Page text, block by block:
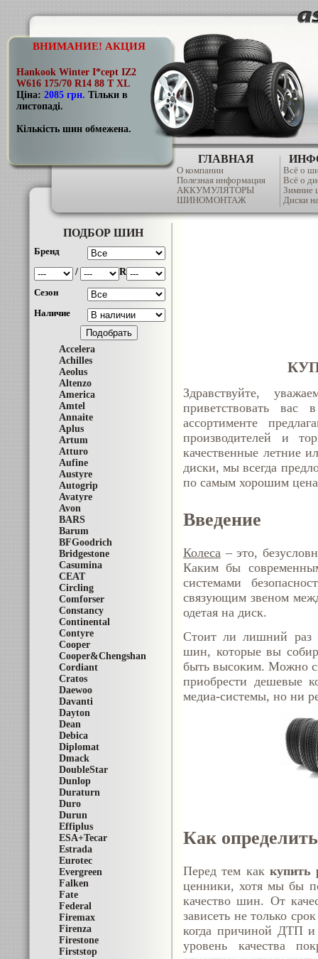
ВНИМАНИЕ! АКЦИЯ
Hankook Winter I*cept IZ2
W616 175/70 R14 88 T XL
Ціна: 2085 грн. Тільки в
листопаді.
Кількість шин обмежена.
ГЛАВНАЯ
О компании
Полезная информация
АККУМУЛЯТОРЫ
ШИНОМОНТАЖ
Всё о
Всё о
Зимние
Диски
ПОДБОР ШИН
Бренд
/
R
Сезон
Наличие
Accelera
Achilles
Aeolus
Altenzo
America
Amtel
Annaite
Aplus
Artum
Atturo
Aufine
Austyre
Autogrip
Avatyre
Avon
BARS
Barum
BFGoodrich
Bridgestone
Casumina
CEAT
Circling
Comforser
Constancy
Continental
Contyre
Cooper
Cooper&Chengshan
Cordiant
Cratos
Daewoo
Davanti
Dayton
Dean
Debica
Diplomat
Dmack
DoubleStar
Dunlop
Duraturn
Duro
Durun
Effiplus
ESA+Tecar
Estrada
Eurotec
Evergreen
Falken
Fate
Federal
Firemax
Firenza
Firestone
Firststop
Здравствуйте,
приветствовать
ассортименте
производителей и
качественные летние
диски, мы всегда
по самым хорошим
Введение
Колеса – это,
Каким бы
системами
связующим звеном
одетая на диск.
Стоит ли лишний раз
шин, которые вы
быть высоким. Можно
приобрести дешевые
медиа-системы, но ни
Как
Перед тем как купить
ценники, хотя мы бы
качество шин. От
зависеть не только
когда причиной ДТП и
уровень качества